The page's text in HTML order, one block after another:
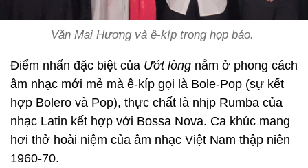
Văn Mai Hương và ê-kíp trong họp báo.
Điểm nhấn đặc biệt của Ướt lòng nằm ở phong cách
âm nhạc mới mẻ mà ê-kíp gọi là Bole-Pop (sự kết
hợp Bolero và Pop), thực chất là nhịp Rumba của
nhạc Latin kết hợp với Bossa Nova. Ca khúc mang
hơi thở hoài niệm của âm nhạc Việt Nam thập niên
1960-70.